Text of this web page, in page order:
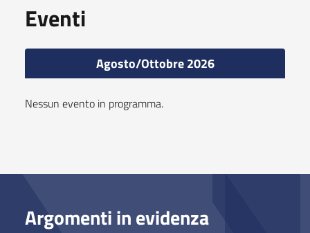
Eventi
Agosto/Ottobre 2026
Nessun evento in programma.
Argomenti in evidenza